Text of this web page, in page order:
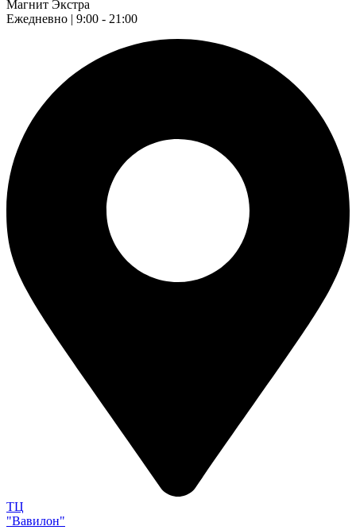
Магнит Экстра
Ежедневно | 9:00 - 21:00
ТЦ
"Вавилон"